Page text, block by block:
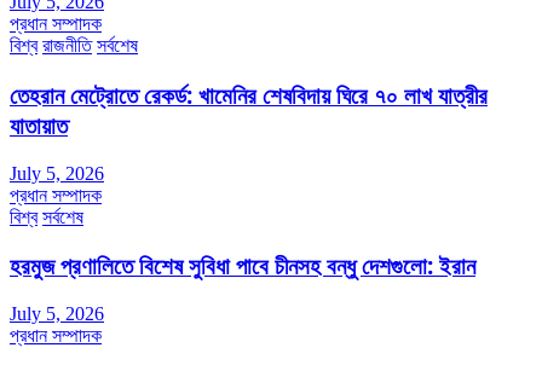
প্রধান সম্পাদক
বিশ্ব রাজনীতি সর্বশেষ
তেহরান মেট্রোতে রেকর্ড: খামেনির শেষবিদায় ঘিরে ৭০ লাখ যাত্রীর
যাতায়াত
July 5, 2026
প্রধান সম্পাদক
বিশ্ব সর্বশেষ
হরমুজ প্রণালিতে বিশেষ সুবিধা পাবে চীনসহ বন্ধু দেশগুলো: ইরান
July 5, 2026
প্রধান সম্পাদক